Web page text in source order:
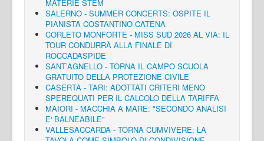
MATERIE STEM
SALERNO - SUMMER CONCERTS: OSPITE IL
PIANISTA COSTANTINO CATENA
CORLETO MONFORTE - MISS SUD 2026 AL VIA: IL
TOUR CONDURRÀ ALLA FINALE DI
ROCCADASPIDE
SANT’AGNELLO - TORNA IL CAMPO SCUOLA
GRATUITO DELLA PROTEZIONE CIVILE
CASERTA - TARI: ADOTTATI CRITERI MENO
SPEREQUATI PER IL CALCOLO DELLA TARIFFA
MAIORI - MACCHIA A MARE: "SECONDO ANALISI
E' BALNEABILE"
VALLESACCARDA - TORNA CUMVIVERE: LA